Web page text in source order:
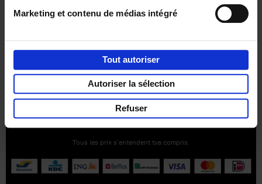
Marketing et contenu de médias intégré
Tout autoriser
Autoriser la sélection
Refuser
Service clients Frais de livraison
Droit de retour
Privacy & cookies
Conditions générales
réductions, d’actions et d’inspiration ?
Part ofLannoo Publishing Group
Tous les prix s’entendent tva compris.